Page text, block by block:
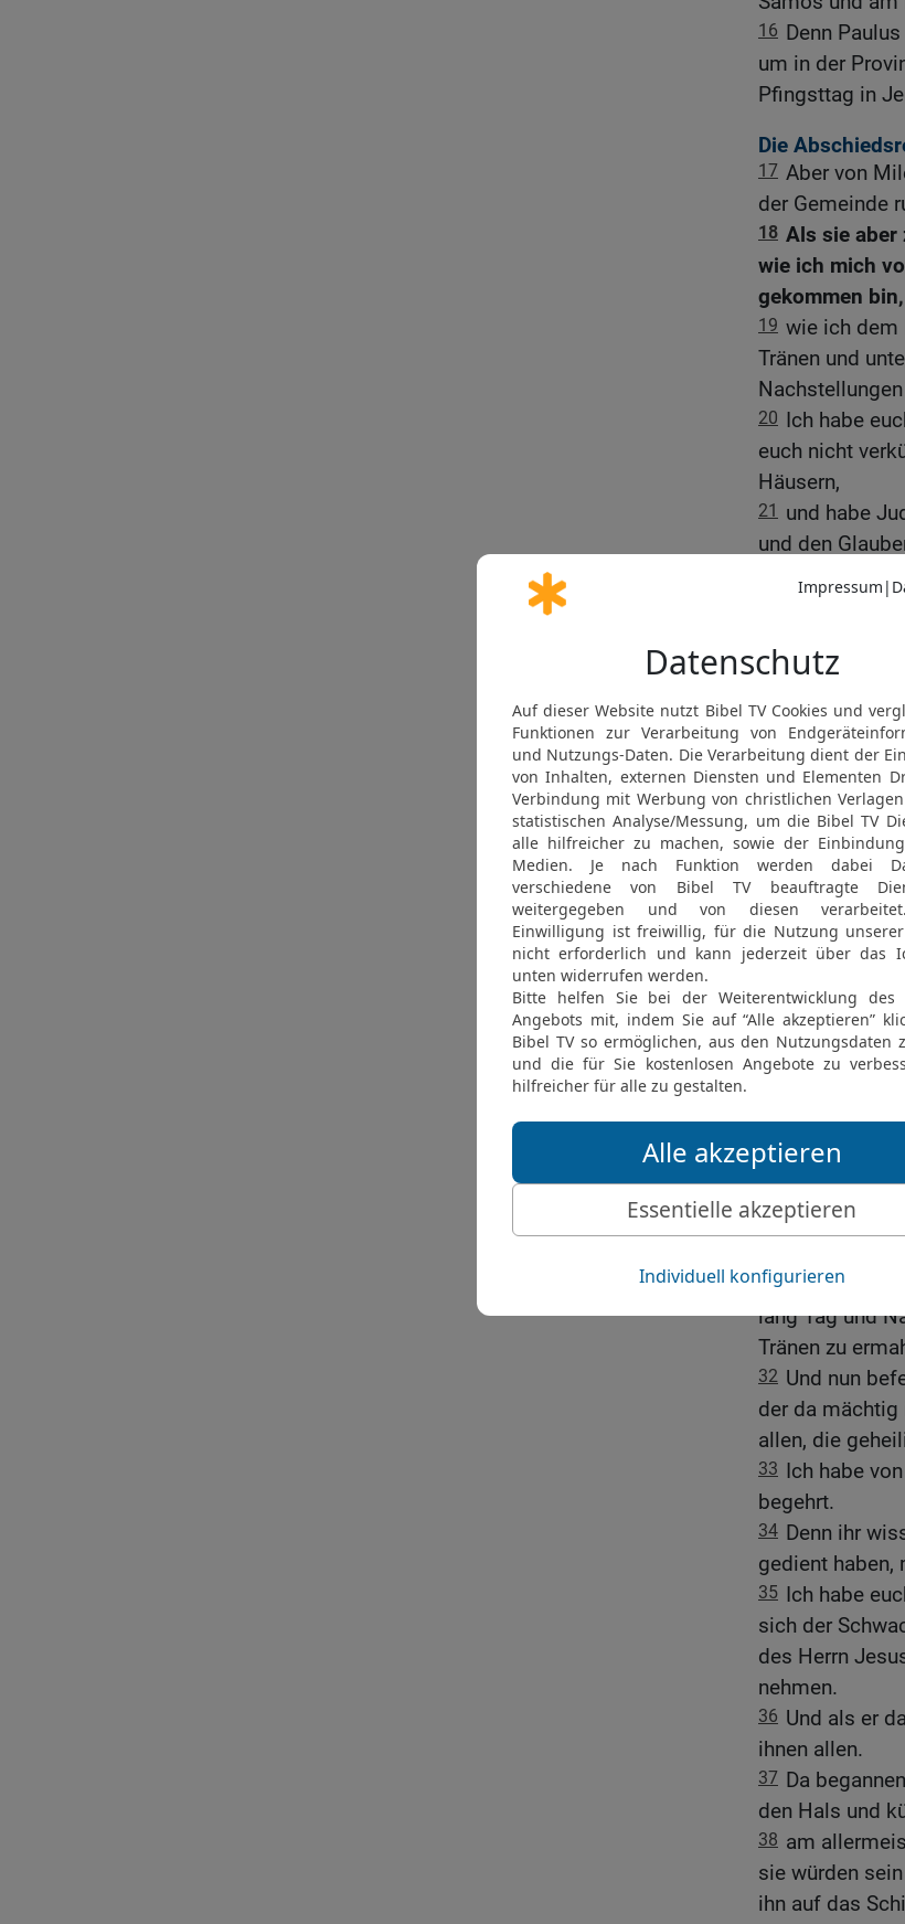
16 Denn
um in der
Pfingsttag in
Die
17 Aber von
der Gemeinde
18 Als sie aber
wie ich mich
gekommen
19 wie ich dem
Tränen und
20 Ich habe
euch nicht
Häusern,
21 und habe
und den
Und nun
Jerusalem
nur dass
Fesseln und
Aber ich
meinen Lauf
Herrn Jesus
der Gnade
25 Und nun
sehen werdet,
Reich
26 Darum
vom Blut aller;
denn ich
Gottes zu
28 So habt nun
der euch der
weiden die
29 Denn das
Wölfe zu euch
30 Auch aus
Verkehrtes
31 Darum seid
lang Tag und
Tränen zu
32 Und nun
der da mächtig
allen, die
33 Ich habe
begehrt.
34 Denn ihr
gedient haben,
35 Ich habe
sich der
des Herrn
nehmen.
36 Und als er
ihnen allen.
37 Da
den Hals und
38 am
sie würden
ihn auf das